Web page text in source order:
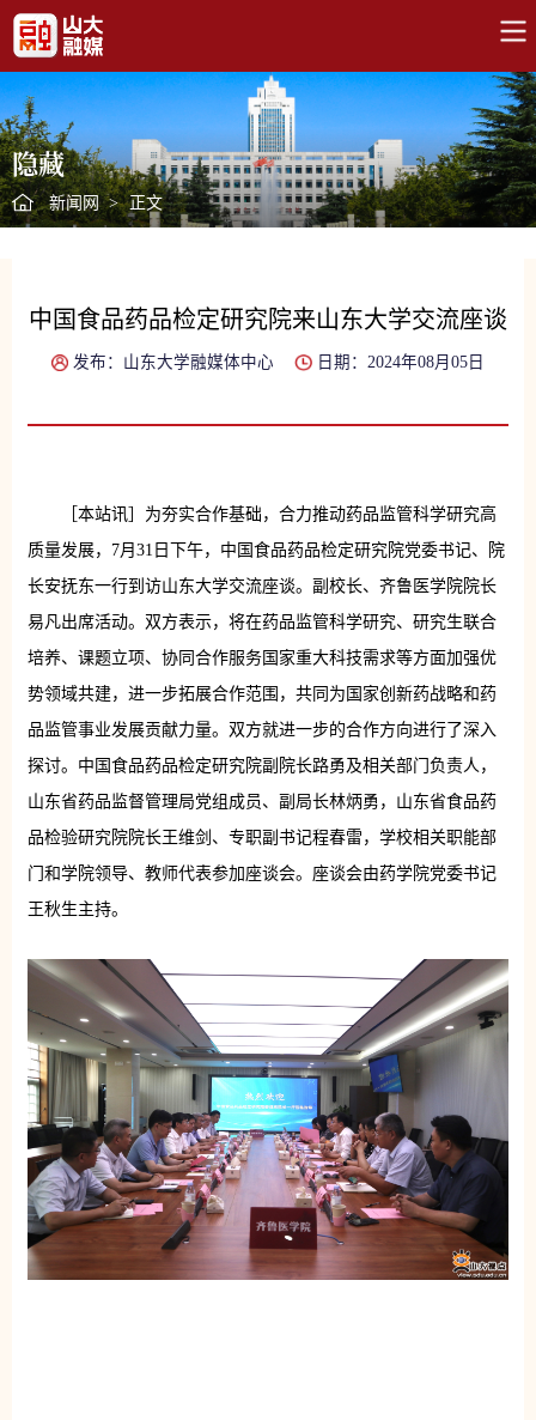
隐藏
新闻网 > 正文
中国食品药品检定研究院来山东大学交流座谈
发布：山东大学融媒体中心 日期：2024年08月05日
［本站讯］为夯实合作基础，合力推动药品监管科学研究高
质量发展，7月31日下午，中国食品药品检定研究院党委书记、院
长安抚东一行到访山东大学交流座谈。 副校长、齐鲁医学院院长
易凡出席活动。 双方表示，将在药品监管科学研究、研究生联合
培养、课题立项、协同合作服务国家重大科技需求等方面加强优
势领域共建，进一步拓展合作范围，共同为国家创新药战略和药
品监管事业发展贡献力量。双方就进一步的合作方向进行了深入
探讨。 中国食品药品检定研究院副院长路勇及相关部门负责人，
山东省药品监督管理局党组成员、副局长林炳勇，山东省食品药
品检验研究院院长王维剑、专职副书记程春雷， 学校相关职能部
门和学院领导、教师代表参加座谈会。座谈会由药学院党委书记
王秋生主持。